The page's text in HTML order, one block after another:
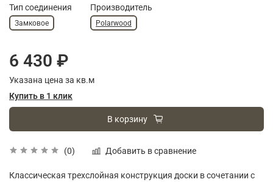
(0) Добавить в сравнение
Тип соединения
Замковое
Производитель
Polarwood
6 430 ₽
Указана цена за кв.м
Купить в 1 клик
В корзину
Классическая трехслойная конструкция доски в сочетании с